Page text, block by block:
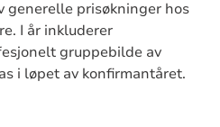
generelle prisøkninger hos
I år inkluderer
gruppebilde av
i løpet av konfirmantåret.